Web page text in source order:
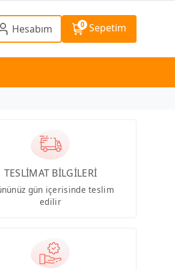
Hesabım 0 Sepetim
TESLİMAT BİLGİLERİ
gün içerisinde teslim
edilir